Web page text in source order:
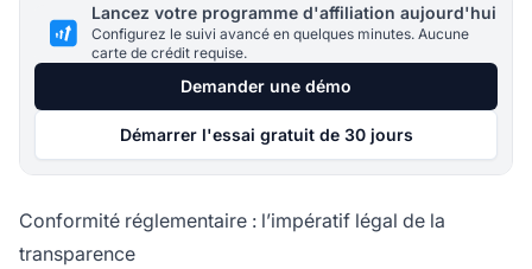
Lancez votre programme d'affiliation aujourd'hui
Configurez le suivi avancé en quelques minutes. Aucune
carte de crédit requise.
Demander une démo
Démarrer l'essai gratuit de 30 jours
Conformité réglementaire : l’impératif légal de la
transparence